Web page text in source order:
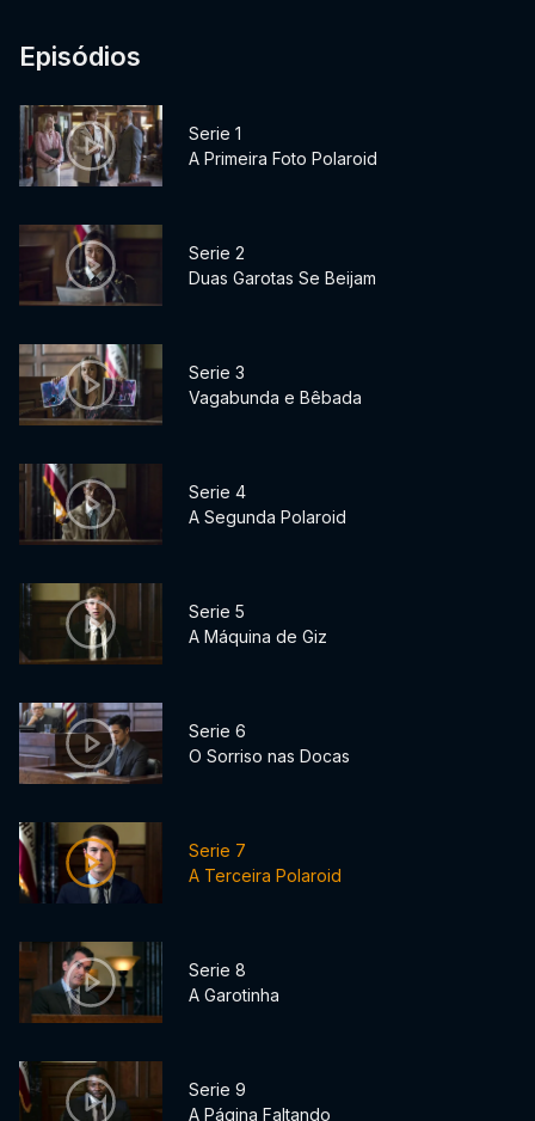
Episódios
Serie 1
A Primeira Foto Polaroid
Serie 2
Duas Garotas Se Beijam
Serie 3
Vagabunda e Bêbada
Serie 4
A Segunda Polaroid
Serie 5
A Máquina de Giz
Serie 6
O Sorriso nas Docas
Serie 7
A Terceira Polaroid
Serie 8
A Garotinha
Serie 9
A Página Faltando